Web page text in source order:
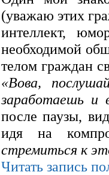
(уважаю этих
интеллект,
необходимой
телом граждан
«Вова,
заработаешь и
после паузы,
идя на
стремиться к
Читать запись